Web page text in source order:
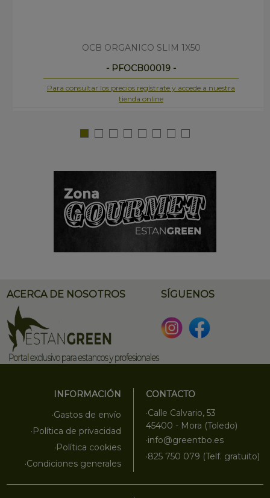
OCB ORGANICO SLIM 1X50
- PFOCB00019 -
Para consultar los precios regístrate y accede a nuestra
tienda online
ACERCA DE NOSOTROS SÍGUENOS
INFORMACIÓN
·Gastos de envío
·Política de privacidad
·Política cookies
·Condiciones generales
CONTACTO
·Calle Calvario, 53
45400 - Mora (Toledo)
·info@greentbo.es
·825 750 079 (Telf. gratuito)